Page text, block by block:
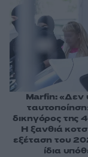
Marfin: «Δεν
δικηγόρος της
Η ξανθιά
εξέταση του
ίδια